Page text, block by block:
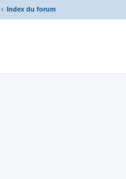
Index du forum